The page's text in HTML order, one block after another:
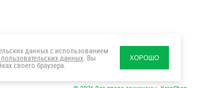
данных с использованием
данных . Вы
своего браузера.
ХОРОШО